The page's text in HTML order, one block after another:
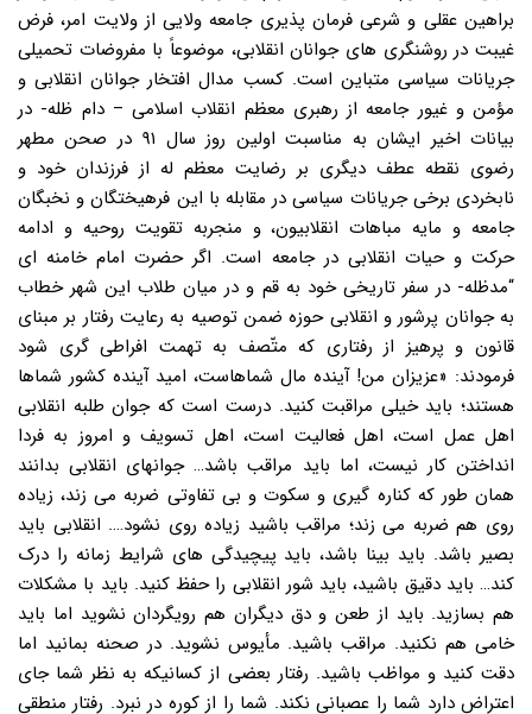
براهین عقلی و شرعی فرمان پذیری جامعه ولایی از ولایت امر، فرض
غیبت در روشنگری های جوانان انقلابی، موضوعاً با مفروضات تحمیلی
جریانات سیاسی متباین است. کسب مدال افتخار جوانان انقلابی و
مؤمن و غیور جامعه از رهبری معظم انقلاب اسلامی – دام ظله- در
بیانات اخیر ایشان به مناسبت اولین روز سال ۹۱ در صحن مطهر
رضوی نقطه عطف دیگری بر رضایت معظم له از فرزندان خود و
نابخردی برخی جریانات سیاسی در مقابله با این فرهیختگان و نخبگان
جامعه و مایه مباهات انقلابیون، و منجربه تقویت روحیه و ادامه
حرکت و حیات انقلابی در جامعه است. اگر حضرت امام خامنه ای
“مدظله- در سفر تاریخی خود به قم و در میان طلاب این شهر خطاب
به جوانان پرشور و انقلابی حوزه ضمن توصیه به رعایت رفتار بر مبنای
قانون و پرهیز از رفتاری که متّصف به تهمت افراطی گری شود
فرمودند: «عزیزان من! آینده مال شماهاست، امید آینده کشور شماها
هستند؛ باید خیلی مراقبت کنید. درست است که جوان طلبه انقلابی
اهل عمل است، اهل فعالیت است، اهل تسویف و امروز به فردا
انداختن کار نیست، اما باید مراقب باشد… جوانهای انقلابی بدانند
همان طور که کناره گیری و سکوت و بی تفاوتی ضربه می زند، زیاده
روی هم ضربه می زند؛ مراقب باشید زیاده روی نشود…. انقلابی باید
بصیر باشد. باید بینا باشد، باید پیچیدگی های شرایط زمانه را درک
کند… باید دقیق باشید، باید شور انقلابی را حفظ کنید. باید با مشکلات
هم بسازید. باید از طعن و دق دیگران هم رویگردان نشوید اما باید
خامی هم نکنید. مراقب باشید. مأیوس نشوید. در صحنه بمانید اما
دقت کنید و مواظب باشید. رفتار بعضی از کسانیکه به نظر شما جای
اعتراض دارد شما را عصبانی نکند. شما را از کوره در نبرد. رفتار منطقی